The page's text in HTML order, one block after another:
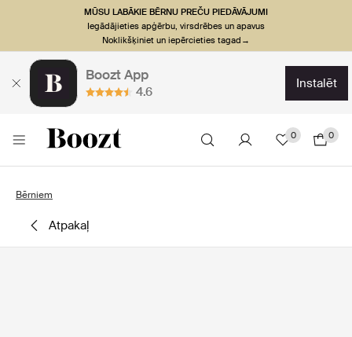
MŪSU LABĀKIE BĒRNU PREČU PIEDĀVĀJUMI
Iegādājieties apģērbu, virsdrēbes un apavus
Noklikšķiniet un iepērcieties tagad→
Boozt App
4.6
instalēt
0 0
Bērniem
atpakaļ